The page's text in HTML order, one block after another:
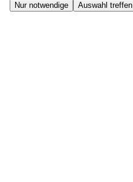
Nur notwendige Auswahl treffen